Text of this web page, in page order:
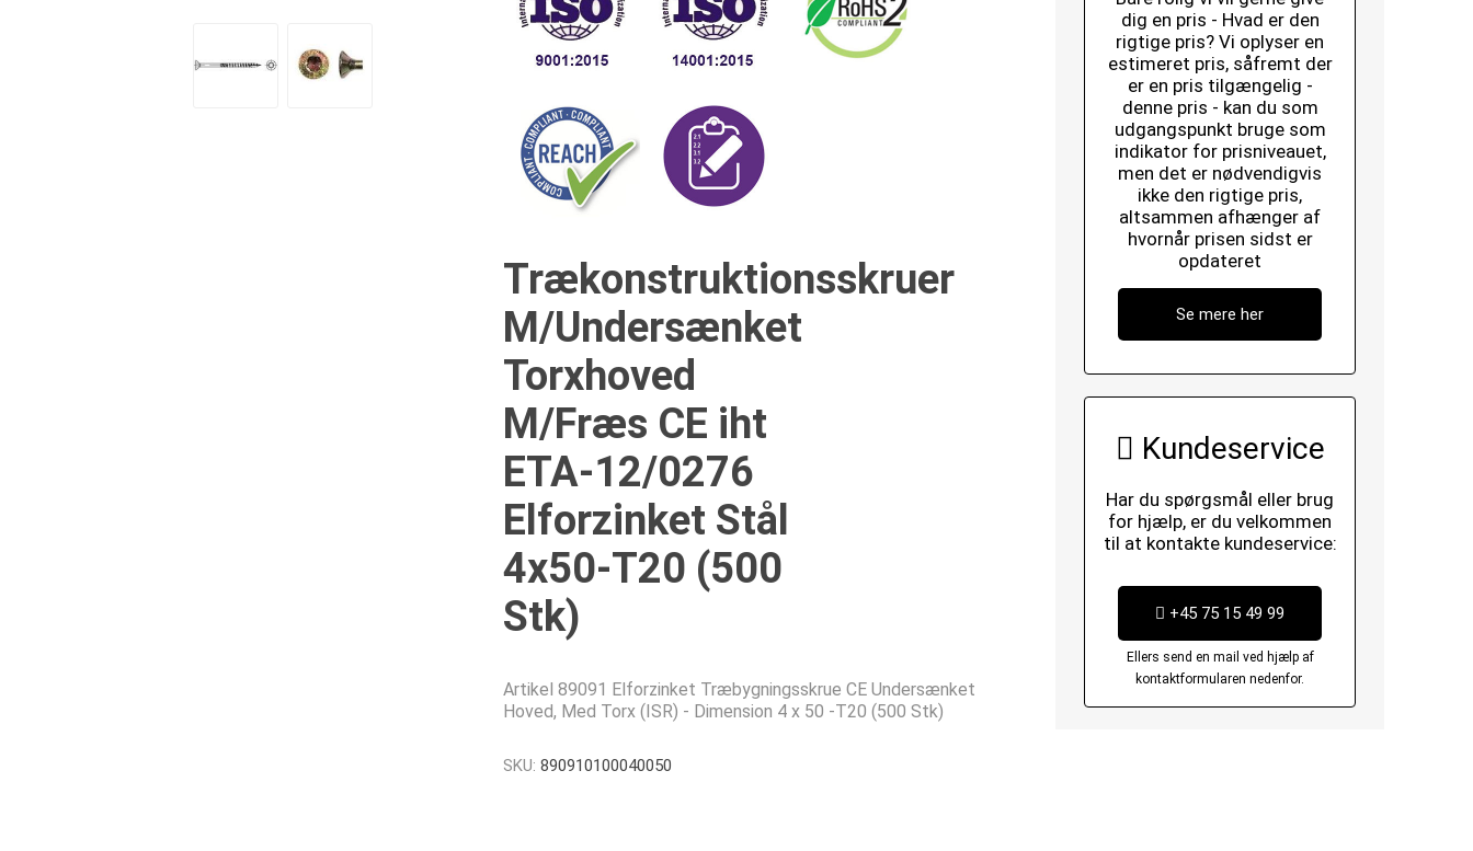
Trækonstruktionsskruer
M/Undersænket
Torxhoved
M/Fræs CE iht
ETA-12/0276
Elforzinket Stål
4x50-T20 (500
Stk)
Artikel 89091 Elforzinket Træbygningsskrue CE Undersænket
Hoved, Med Torx (ISR) - Dimension 4 x 50 -T20 (500 Stk)
SKU: 890910100040050
dig en pris - Hvad er den
rigtige pris? Vi oplyser en
estimeret pris, såfremt der
er en pris tilgængelig -
denne pris - kan du som
udgangspunkt bruge som
indikator for prisniveauet,
men det er nødvendigvis
ikke den rigtige pris,
altsammen afhænger af
hvornår prisen sidst er
opdateret
Se mere her
Kundeservice
Har du spørgsmål eller brug
for hjælp, er du velkommen
til at kontakte kundeservice:
+45 75 15 49 99
Ellers send en mail ved hjælp af
kontaktformularen nedenfor.